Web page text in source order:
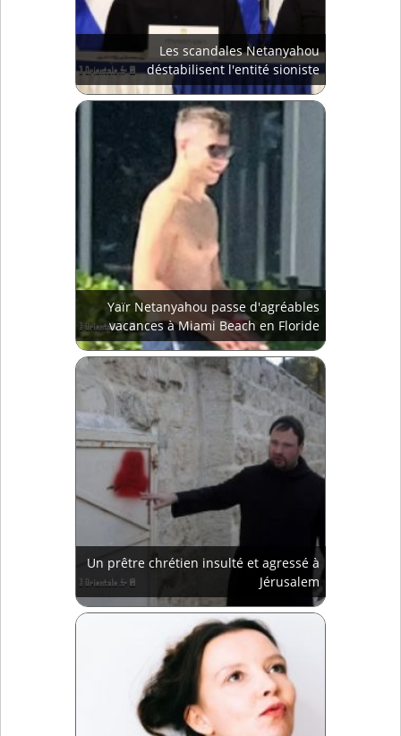
Les scandales Netanyahou
déstabilisent l'entité sioniste
Yaïr Netanyahou passe d'agréables
vacances à Miami Beach en Floride
Un prêtre chrétien insulté et agressé à
Jérusalem